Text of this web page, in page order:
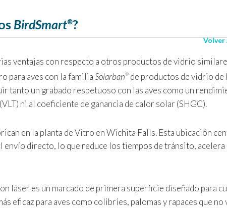
BirdSmart®?
Volver
ventajas con respecto a otros productos de vidrio
para aves con la familiaSolarban® de productos de vidrio de
tanto un grabado respetuoso con las aves como un
ni al coeficiente de ganancia de calor solar (SHGC).
en la planta de Vitro en Wichita Falls. Esta ubicación
directo, lo que reduce los tiempos de tránsito, acelera
láser es un marcado de primera superficie diseñado para
eficaz para aves como colibríes, palomas y rapaces que no